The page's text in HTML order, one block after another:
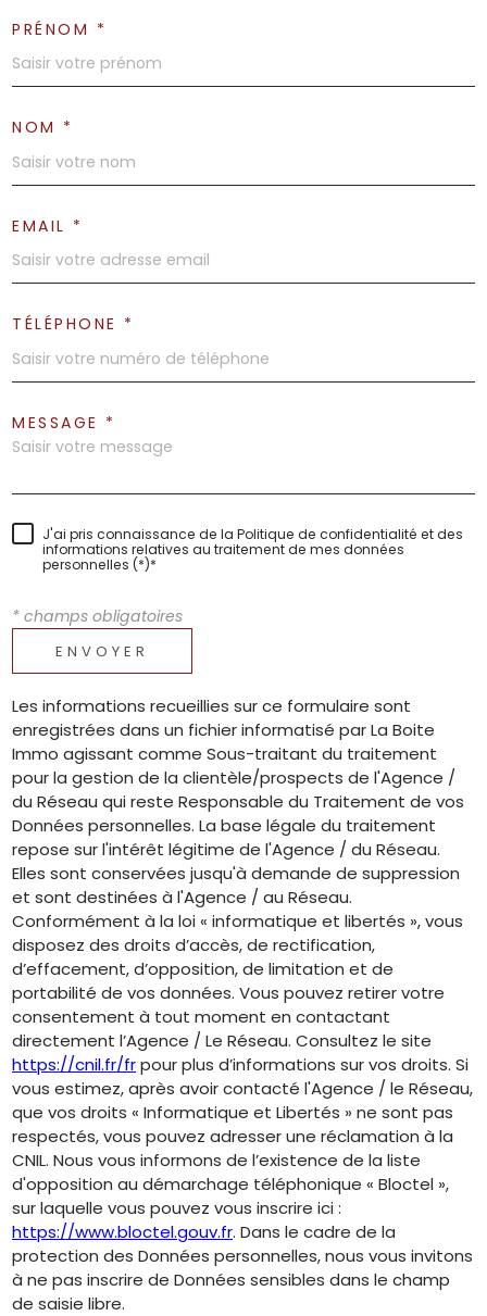
PRÉNOM *
NOM *
EMAIL *
TÉLÉPHONE *
MESSAGE *
J'ai pris connaissance de la Politique de confidentialité et des
informations relatives au traitement de mes données
personnelles (*)*
* champs obligatoires
ENVOYER
Les informations recueillies sur ce formulaire sont
enregistrées dans un fichier informatisé par La Boite
Immo agissant comme Sous-traitant du traitement
pour la gestion de la clientèle/prospects de l'Agence /
du Réseau qui reste Responsable du Traitement de vos
Données personnelles. La base légale du traitement
repose sur l'intérêt légitime de l'Agence / du Réseau.
Elles sont conservées jusqu'à demande de suppression
et sont destinées à l'Agence / au Réseau.
Conformément à la loi « informatique et libertés », vous
disposez des droits d’accès, de rectification,
d’effacement, d’opposition, de limitation et de
portabilité de vos données. Vous pouvez retirer votre
consentement à tout moment en contactant
directement l’Agence / Le Réseau. Consultez le site
https://cnil.fr/frpour plus d’informations sur vos droits. Si
vous estimez, après avoir contacté l'Agence / le Réseau,
que vos droits « Informatique et Libertés » ne sont pas
respectés, vous pouvez adresser une réclamation à la
CNIL. Nous vous informons de l’existence de la liste
d'opposition au démarchage téléphonique « Bloctel »,
sur laquelle vous pouvez vous inscrire ici :
https://www.bloctel.gouv.fr. Dans le cadre de la
protection des Données personnelles, nous vous invitons
à ne pas inscrire de Données sensibles dans le champ
de saisie libre.